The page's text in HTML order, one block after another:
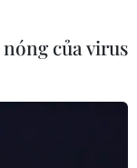
của virus